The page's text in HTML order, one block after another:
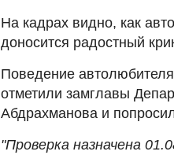
На кадрах видно, как
доносится радостный
Поведение
отметили замглавы
Абдрахманова и
"Проверка назначена